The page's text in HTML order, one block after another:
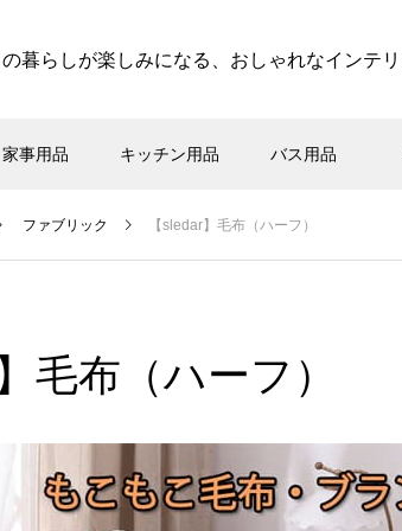
暮らしが楽しみになる、おしゃれなインテ
家事用品 キッチン用品 バス用品
ファブリック 【sledar】毛布（ハーフ）
毛布（ハーフ）